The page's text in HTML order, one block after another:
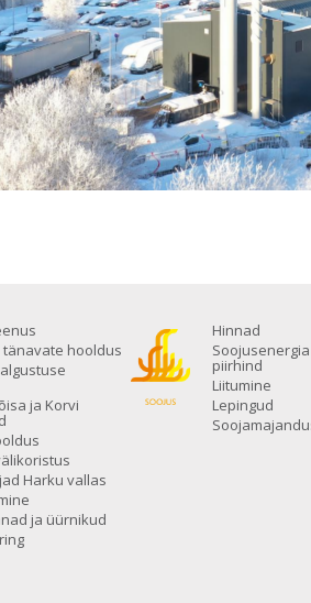
tänavate hooldus
ja Korvi
Harku vallas
ja üürnikud
Hinnad
piirhind
Liitumine
Lepingud